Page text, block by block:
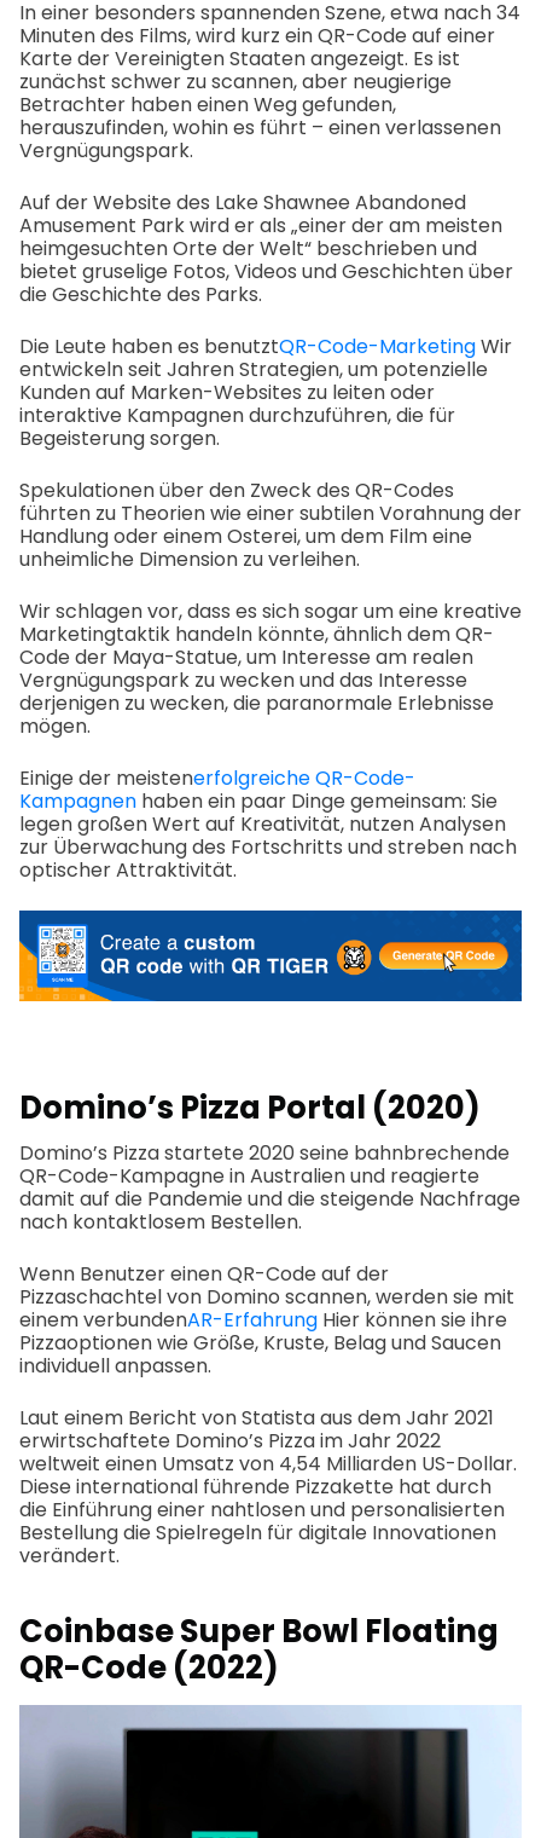
In einer besonders spannenden Szene, etwa nach 34
Minuten des Films, wird kurz ein QR-Code auf einer
Karte der Vereinigten Staaten angezeigt. Es ist
zunächst schwer zu scannen, aber neugierige
Betrachter haben einen Weg gefunden,
herauszufinden, wohin es führt – einen verlassenen
Vergnügungspark.
Auf der Website des Lake Shawnee Abandoned
Amusement Park wird er als „einer der am meisten
heimgesuchten Orte der Welt“ beschrieben und
bietet gruselige Fotos, Videos und Geschichten über
die Geschichte des Parks.
Die Leute haben es benutztQR-Code-MarketingWir
entwickeln seit Jahren Strategien, um potenzielle
Kunden auf Marken-Websites zu leiten oder
interaktive Kampagnen durchzuführen, die für
Begeisterung sorgen.
Spekulationen über den Zweck des QR-Codes
führten zu Theorien wie einer subtilen Vorahnung der
Handlung oder einem Osterei, um dem Film eine
unheimliche Dimension zu verleihen.
Wir schlagen vor, dass es sich sogar um eine kreative
Marketingtaktik handeln könnte, ähnlich dem QR-
Code der Maya-Statue, um Interesse am realen
Vergnügungspark zu wecken und das Interesse
derjenigen zu wecken, die paranormale Erlebnisse
mögen.
Einige der meistenerfolgreiche QR-Code-
Kampagnen haben ein paar Dinge gemeinsam: Sie
legen großen Wert auf Kreativität, nutzen Analysen
zur Überwachung des Fortschritts und streben nach
optischer Attraktivität.
Domino’s Pizza Portal (2020)
Domino’s Pizza startete 2020 seine bahnbrechende
QR-Code-Kampagne in Australien und reagierte
damit auf die Pandemie und die steigende Nachfrage
nach kontaktlosem Bestellen.
Wenn Benutzer einen QR-Code auf der
Pizzaschachtel von Domino scannen, werden sie mit
einem verbundenAR-Erfahrung Hier können sie ihre
Pizzaoptionen wie Größe, Kruste, Belag und Saucen
individuell anpassen.
Laut einem Bericht von Statista aus dem Jahr 2021
erwirtschaftete Domino’s Pizza im Jahr 2022
weltweit einen Umsatz von 4,54 Milliarden US-Dollar.
Diese international führende Pizzakette hat durch
die Einführung einer nahtlosen und personalisierten
Bestellung die Spielregeln für digitale Innovationen
verändert.
Coinbase Super Bowl Floating
QR-Code (2022)